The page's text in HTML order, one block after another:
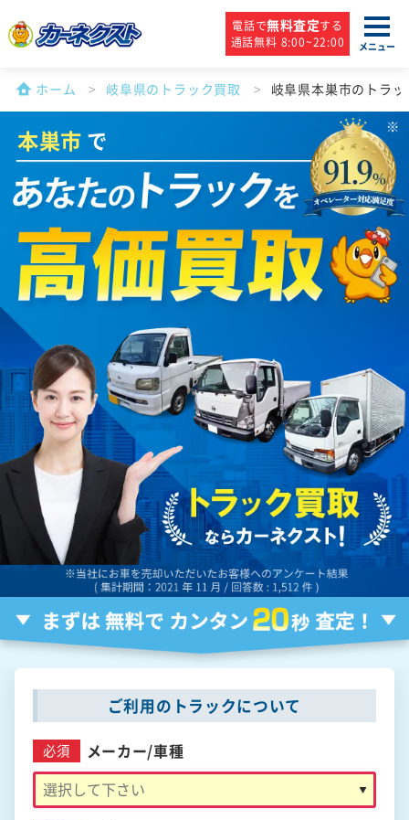
電話で無料査定する
通話無料 8:00~22:00
メニュー
ホーム 岐阜県のトラック買取 岐阜県本巣市のトラ
本巣市 で
ご利用のトラックについて
必須 メーカー/車種